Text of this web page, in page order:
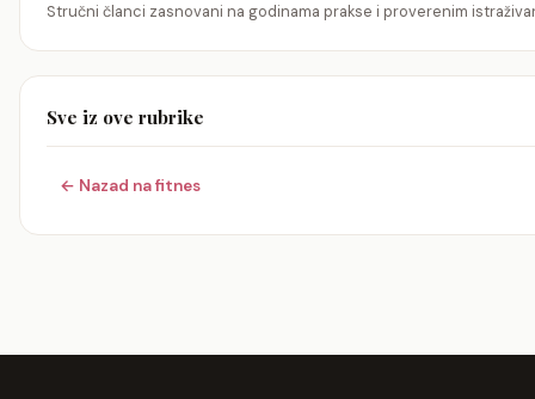
Stručni članci zasnovani na godinama prakse i proverenim
Sve iz ove rubrike
← Nazad na fitnes